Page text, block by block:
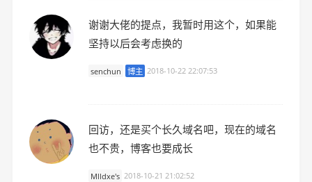
谢谢大佬的提点，我暂时用这个，如果能
坚持以后会考虑换的
senchun 博主 2018-10-22 22:07:53
回访，还是买个长久域名吧，现在的域名
也不贵，博客也要成长
Mlldxe's 2018-10-21 21:02:52